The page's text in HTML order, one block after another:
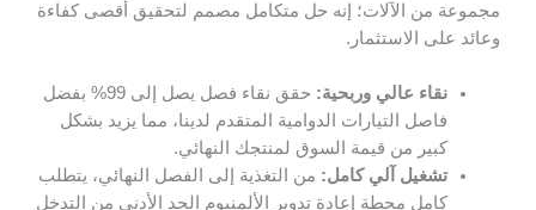
مجموعة من الآلات؛ إنه حل متكامل مصمم لتحقيق أقصى كفاءة
وعائد على الاستثمار.
نقاء عالي وربحية:
حقق نقاء فصل يصل إلى 99% بفضل
فاصل التيارات الدوامية المتقدم لدينا، مما يزيد بشكل
كبير من قيمة السوق لمنتجك النهائي.
تشغيل آلي كامل: من التغذية إلى الفصل النهائي، يتطلب
كامل محطة إعادة تدوير الألمنيوم الحد الأدنى من التدخل